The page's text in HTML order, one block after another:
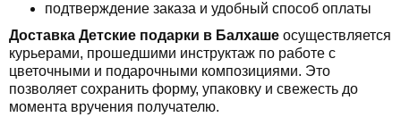
подтверждение заказа и удобный способ оплаты
Доставка Детские подарки в Балхаше осуществляется
курьерами, прошедшими инструктаж по работе с
цветочными и подарочными композициями. Это
позволяет сохранить форму, упаковку и свежесть до
момента вручения получателю.